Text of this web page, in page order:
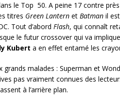
le Top 50. A peine 17 contre
titres Green Lantern et Batman il
Tout d’abord Flash, qui connaît
le futur crossover qui va
Kubert a en effet entamé les
grands malades : Superman et
pas vraiment connues des
à l’arrière plan.